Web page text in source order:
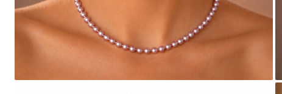
Seturi Perle cu Argint
Brățări cu Perle
Pandantive cu Perle
Brose cu Perle